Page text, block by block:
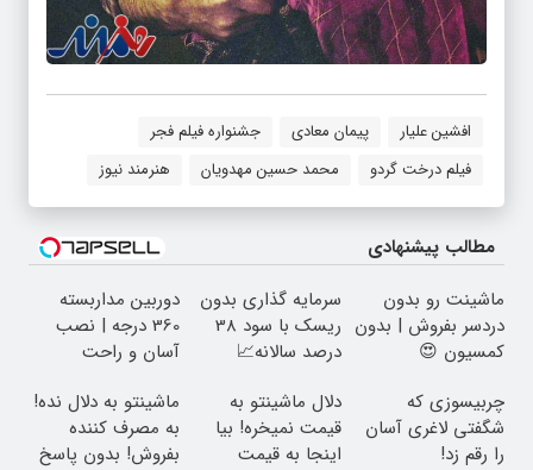
افشین علیار پیمان معادی
جشنواره فیلم فجر
فیلم درخت گردو
محمد حسین مهدویان هنرمند نیوز
مطالب پیشنهادی
ماشینت رو بدون
دردسر بفروش | بدون
کمسیون 😍
سرمایه گذاری بدون
ریسک با سود 38
درصد سالانه📈
دوربین مداربسته
360 درجه | نصب
آسان و راحت
چربیسوزی که
شگفتی لاغری آسان
را رقم زد!
دلال ماشینتو به
قیمت نمیخره! بیا
اینجا به قیمت
ماشینتو به دلال نده!
به مصرف کننده
بفروش! بدون پاسخ